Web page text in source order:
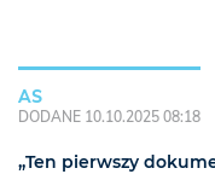
AS
DODANE 10.10.2025 08:18
„Ten pierwszy